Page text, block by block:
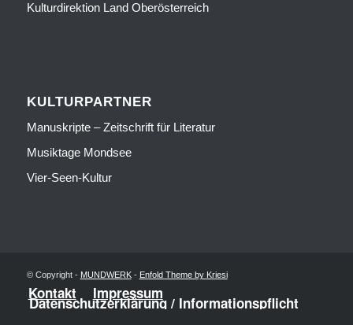
Kulturdirektion Land Oberösterreich
KULTURPARTNER
Manuskripte – Zeitschrift für Literatur
Musiktage Mondsee
Vier-Seen-Kultur
© Copyright - MUNDWERK- Enfold Theme by Kriesi
Kontakt Impressum
Datenschutzerklärung / Informationspflicht